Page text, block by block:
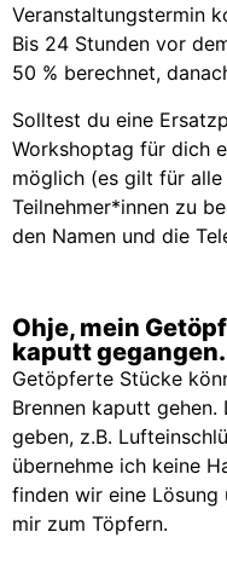
Veranstaltungstermin
Bis 24 Stunden vor
50 % berechnet,
Solltest du eine
Workshoptag für dich
möglich (es gilt für
Teilnehmer*innen zu
den Namen und die
Ohje, mein
kaputt
Getöpferte Stücke
Brennen kaputt gehen.
geben, z.B.
übernehme ich keine
finden wir eine
mir zum Töpfern.